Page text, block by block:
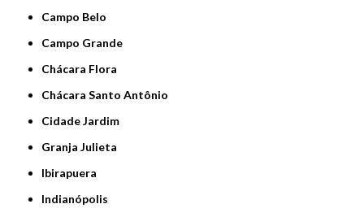
Campo Belo
Campo Grande
Chácara Flora
Chácara Santo Antônio
Cidade Jardim
Granja Julieta
Ibirapuera
Indianópolis